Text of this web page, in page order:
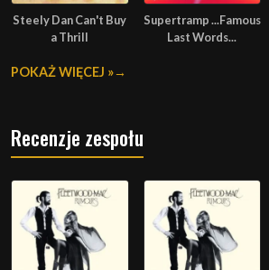
Steely Dan Can't Buy
a Thrill
Supertramp ...Famous
Last Words...
POKAŻ WIĘCEJ »
Recenzje zespołu